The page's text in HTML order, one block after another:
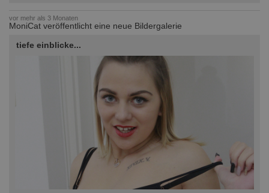
vor mehr als 3 Monaten
MoniCat veröffentlicht eine neue Bildergalerie
tiefe einblicke...